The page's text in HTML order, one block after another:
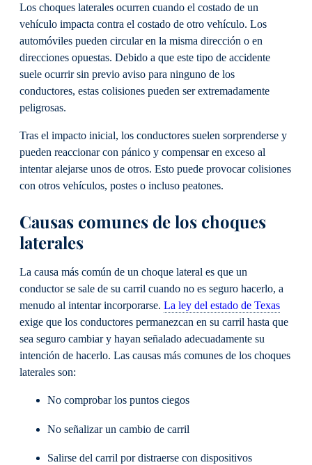
Los choques laterales ocurren cuando el costado de un
vehículo impacta contra el costado de otro vehículo. Los
automóviles pueden circular en la misma dirección o en
direcciones opuestas. Debido a que este tipo de accidente
suele ocurrir sin previo aviso para ninguno de los
conductores, estas colisiones pueden ser extremadamente
peligrosas.
Tras el impacto inicial, los conductores suelen sorprenderse y
pueden reaccionar con pánico y compensar en exceso al
intentar alejarse unos de otros. Esto puede provocar colisiones
con otros vehículos, postes o incluso peatones.
Causas comunes de los choques
laterales
La causa más común de un choque lateral es que un
conductor se sale de su carril cuando no es seguro hacerlo, a
menudo al intentar incorporarse. La ley del estado de Texas
exige que los conductores permanezcan en su carril hasta que
sea seguro cambiar y hayan señalado adecuadamente su
intención de hacerlo. Las causas más comunes de los choques
laterales son:
No comprobar los puntos ciegos
No señalizar un cambio de carril
Salirse del carril por distraerse con dispositivos